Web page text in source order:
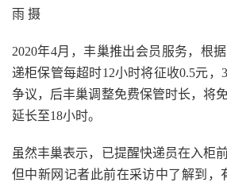
雨 摄
2020年4月，丰巢推出会员服务，根
递柜保管每超时12小时将征收0.5元，
争议，后丰巢调整免费保管时长，将
延长至18小时。
虽然丰巢表示，已提醒快递员在入柜
但中新网记者此前在采访中了解到，